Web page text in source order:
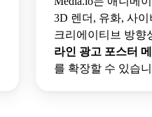
3D 렌더, 유화, 사
크리에이티브 방향
라인 광고 포스터
를 확장할 수 있습